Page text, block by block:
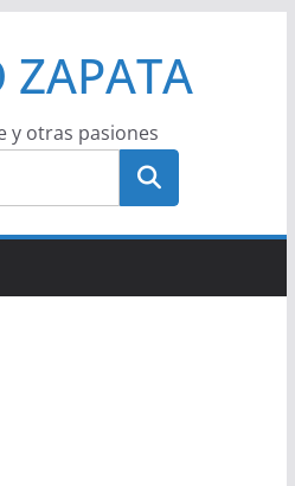
ZAPATA
y otras pasiones